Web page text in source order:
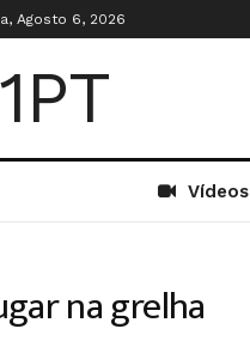
Agosto 6, 2026
Vídeos
na grelha